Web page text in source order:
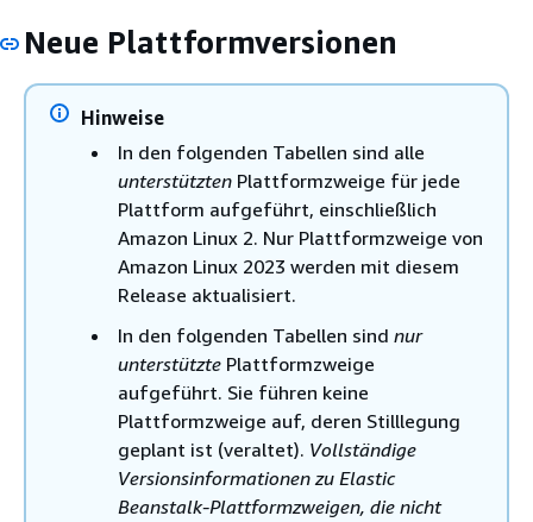
Neue Plattformversionen
Hinweise
In den folgenden Tabellen sind alle
unterstützten Plattformzweige für jede
Plattform aufgeführt, einschließlich
Amazon Linux 2. Nur Plattformzweige von
Amazon Linux 2023 werden mit diesem
Release aktualisiert.
In den folgenden Tabellen sind nur
unterstützte Plattformzweige
aufgeführt. Sie führen keine
Plattformzweige auf, deren Stilllegung
geplant ist (veraltet). Vollständige
Versionsinformationen zu Elastic
Beanstalk-Plattformzweigen, die nicht